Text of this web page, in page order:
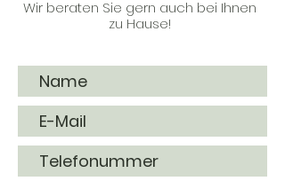
Wir beraten Sie gern auch bei Ihnen
zu Hause!